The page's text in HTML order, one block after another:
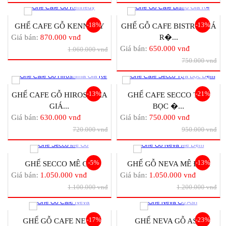
-18%
GHẾ CAFE GỖ KENNEDY
Giá bán: 870.000 vnđ
1.060.000 vnđ
-13%
GHẾ GỖ CAFE BISTRO GIÁ
R�...
Giá bán: 650.000 vnđ
750.000 vnđ
-13%
GHẾ CAFE GỖ HIROSHIMA
GIÁ...
Giá bán: 630.000 vnđ
720.000 vnđ
-21%
GHẾ CAFE SECCO TỰA
BỌC �...
Giá bán: 750.000 vnđ
950.000 vnđ
-5%
GHẾ SECCO MÊ GỖ
Giá bán: 1.050.000 vnđ
1.100.000 vnđ
-13%
GHẾ GỖ NEVA MÊ ĐỆM
Giá bán: 1.050.000 vnđ
1.200.000 vnđ
-17%
GHẾ GỖ CAFE NEVA
-23%
GHẾ NEVA GỖ ASH